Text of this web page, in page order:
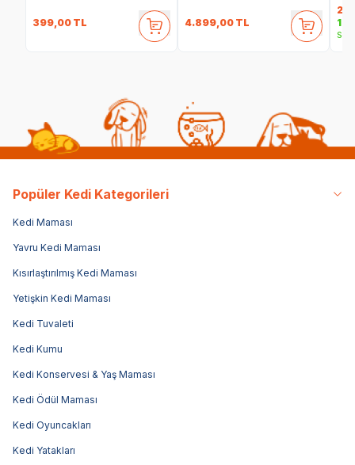
399,00 TL 4.899,00 TL
Popüler Kedi Kategorileri
Kedi Maması
Yavru Kedi Maması
Kısırlaştırılmış Kedi Maması
Yetişkin Kedi Maması
Kedi Tuvaleti
Kedi Kumu
Kedi Konservesi & Yaş Maması
Kedi Ödül Maması
Kedi Oyuncakları
Kedi Yatakları